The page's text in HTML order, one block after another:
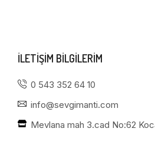
ILETIŞIM BILGILERIM
0 543 352 64 10
info@sevgimanti.com
Mevlana mah 3.cad No:62